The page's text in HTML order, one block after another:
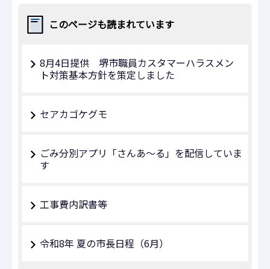
このページも読まれています
8月4日提供 堺市職員カスタマーハラスメン
ト対策基本方針を策定しました
セアカゴケグモ
ごみ分別アプリ「さんあ～る」を配信していま
す
工事費内訳書等
令和8年 夏の市長日程（6月）